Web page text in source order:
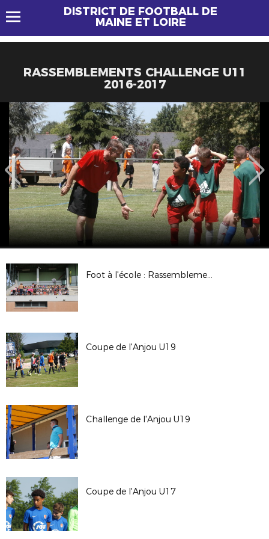
DISTRICT DE FOOTBALL DE
MAINE ET LOIRE
RASSEMBLEMENTS CHALLENGE U11
2016-2017
Foot à l'école : Rassemblement au May sur Evre
Coupe de l'Anjou U19
Challenge de l'Anjou U19
Coupe de l'Anjou U17